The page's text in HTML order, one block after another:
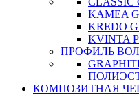
KAMEA
KREDO
KVINTA
ПРОФИЛЬ
КОМПОЗИТНАЯ